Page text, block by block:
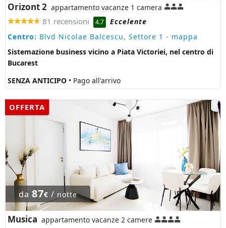
Orizont 2 appartamento vacanze 1 camera
81 recensioni 4.7
Eccelente
Centro: Blvd Nicolae Balcescu, Settore 1 - mappa
Sistemazione business vicino a Piata Victoriei, nel centro di
Bucarest
SENZA ANTICIPO • Pago all'arrivo
OFFERTA
da 87€ / notte
Musica appartamento vacanze 2 camere